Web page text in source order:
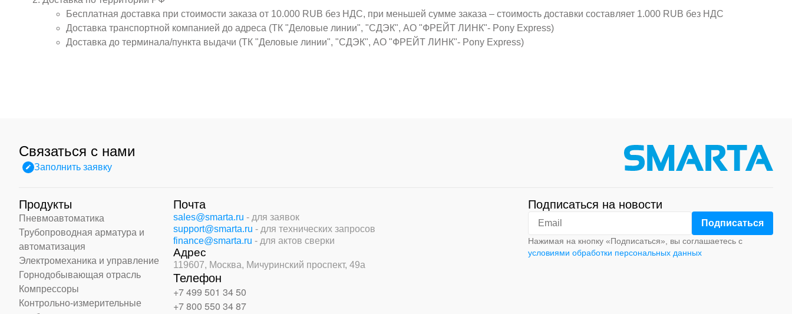
Бесплатная доставка при стоимости заказа от 10.000 RUB без НДС, при меньшей сумме заказа – стоимость доставки составляет 1.000 RUB без НДС
Доставка транспортной компанией до адреса (ТК "Деловые линии", "СДЭК", АО "ФРЕЙТ ЛИНК"- Pony Express)
Доставка до терминала/пункта выдачи (ТК "Деловые линии", "СДЭК", АО "ФРЕЙТ ЛИНК"- Pony Express)
Связаться с нами
Заполнить заявку
Продукты
Пневмоавтоматика
Трубопроводная арматура и
автоматизация
Электромеханика и управление
Горнодобывающая отрасль
Компрессоры
Контрольно-измерительные
Почта
sales@smarta.ru - для заявок
support@smarta.ru - для технических запросов
finance@smarta.ru - для актов сверки
Адрес
119607, Москва, Мичуринский проспект, 49а
Телефон
+7 499 501 34 50
+7 800 550 34 87
Подписаться на новости
Нажимая на кнопку «Подписаться», вы соглашаетесь с
условиями обработки персональных данных